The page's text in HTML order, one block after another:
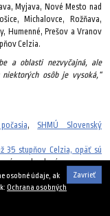
Myjava, Nové Mesto nad
Michalovce, Rožňava,
Humenné, Prešov a Vranov
Celzia.
a oblasti nezvyčajná, ale
niektorých osôb je vysoká,“
,SHMÚ Slovenský
35 stupňov Celzia, opäť sú
vyhradené.
1. augusta 2018
Zavrieť
osobné údaje, ak
Ochrana osobných